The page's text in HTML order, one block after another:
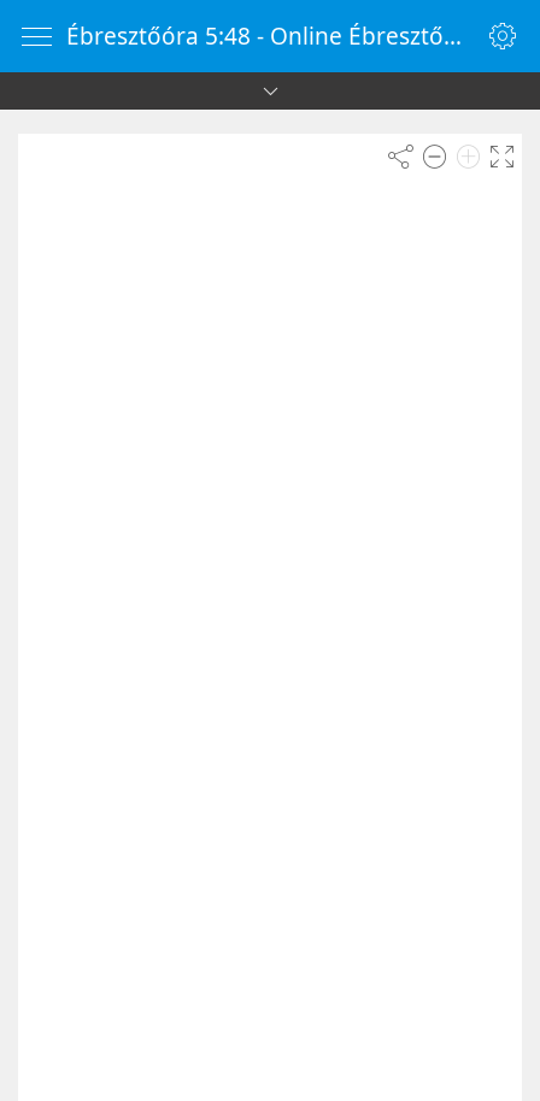
Ébresztőóra 5:48 - Online Ébresztőóra